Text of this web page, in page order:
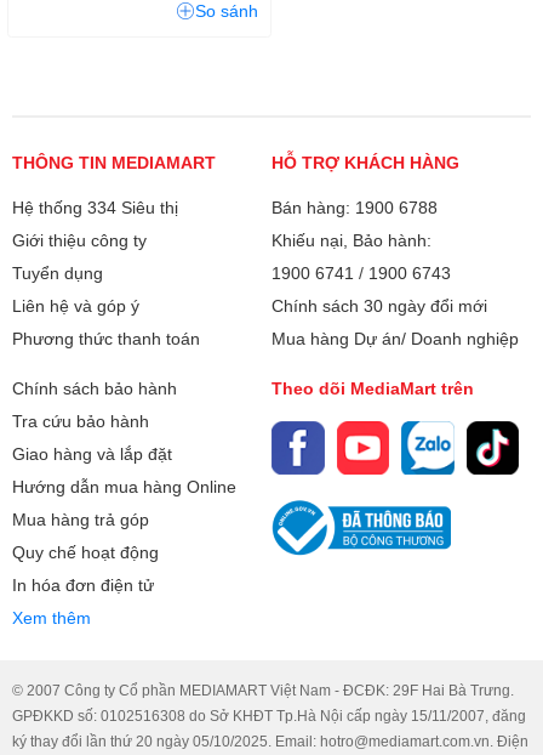
So sánh
THÔNG TIN MEDIAMART
Hệ thống 334 Siêu thị
Giới thiệu công ty
Tuyển dụng
Liên hệ và góp ý
Phương thức thanh toán
HỖ TRỢ KHÁCH HÀNG
Bán hàng: 1900 6788
Khiếu nại, Bảo hành:
1900 6741 / 1900 6743
Chính sách 30 ngày đổi mới
Mua hàng Dự án/ Doanh nghiệp
Chính sách bảo hành
Tra cứu bảo hành
Giao hàng và lắp đặt
Hướng dẫn mua hàng Online
Mua hàng trả góp
Quy chế hoạt động
In hóa đơn điện tử
Xem thêm
Theo dõi MediaMart trên
© 2007 Công ty Cổ phần MEDIAMART Việt Nam - ĐCĐK: 29F Hai Bà Trưng.
GPĐKKD số: 0102516308 do Sở KHĐT Tp.Hà Nội cấp ngày 15/11/2007, đăng
ký thay đổi lần thứ 20 ngày 05/10/2025. Email: hotro@mediamart.com.vn. Điện